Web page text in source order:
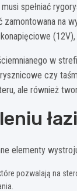
spełniać
zamontowana na
w
czy
ale również
elementy
pozwalają na